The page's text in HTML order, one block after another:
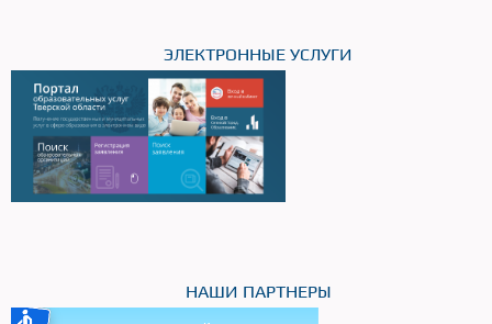
ЭЛЕКТРОННЫЕ УСЛУГИ
НАШИ ПАРТНЕРЫ